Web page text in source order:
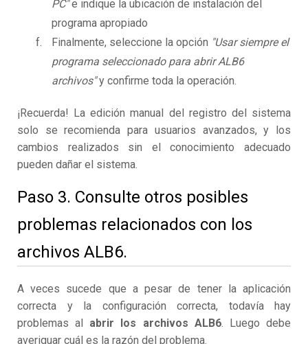
PC"e indique la ubicación de instalación del
programa apropiado
Finalmente, seleccione la opción "Usar siempre el
programa seleccionado para abrir ALB6
archivos"y confirme toda la operación.
¡Recuerda! La edición manual del registro del sistema
solo se recomienda para usuarios avanzados, y los
cambios realizados sin el conocimiento adecuado
pueden dañar el sistema.
Paso 3. Consulte otros posibles
problemas relacionados con los
archivos ALB6.
A veces sucede que a pesar de tener la aplicación
correcta y la configuración correcta, todavía hay
problemas al abrir los archivos ALB6. Luego debe
averiguar cuál es la razón del problema.